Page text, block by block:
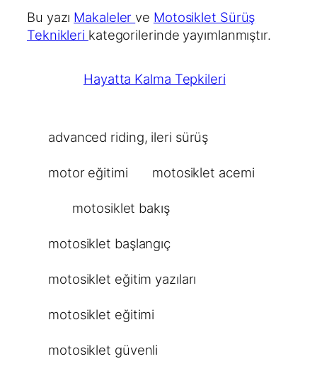
Bu yazı Makaleler ve Motosiklet Sürüş
Teknikleri kategorilerinde yayımlanmıştır.
Hayatta Kalma Tepkileri
advanced riding, ileri sürüş
motor eğitimi motosiklet acemi
motosiklet bakış
motosiklet başlangıç
motosiklet eğitim yazıları
motosiklet eğitimi
motosiklet güvenli